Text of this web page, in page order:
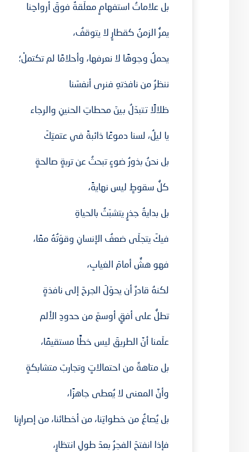
بل علاماتُ استفهامٍ معلّقةٌ فوقَ أرواحِنا
يمرُّ الزمنُ كقطارٍ لا يتوقفُ،
يحملُ وجوهًا لا نعرفها، وأحلامًا لم تكتملْ؛
ننظرُ من نافذتهِ فنرى أنفسَنا
ظلالًا تتبدّلُ بينَ محطاتِ الحنينِ والرجاء
يا ليلُ، لسنا دموعًا ذائبةً في عتمتِكَ
بل نحنُ بذورُ ضوءٍ تبحثُ عن تربةٍ صالحةٍ
كلُّ سقوطٍ ليس نهايةً،
بل بدايةُ جذرٍ يتشبّثُ بالحياةِ
فيكَ يتجلّى ضعفُ الإنسانِ وقوّتُهُ معًا،
فهو هشٌّ أمامَ الغيابِ،
لكنهُ قادرٌ أن يحوّلَ الجرحَ إلى نافذةٍ
تطلُّ على أفقٍ أوسعَ من حدودِ الألم
علّمنا أنَّ الطريقَ ليس خطًّا مستقيمًا،
بل متاهةٌ من احتمالاتٍ وتجاربَ متشابكةٍ
وأنَّ المعنى لا يُعطى جاهزًا،
بل يُصاغُ من خطواتِنا، من أخطائنا، من إصرارِنا
فإذا انفتحَ الفجرُ بعدَ طولِ انتظارٍ،